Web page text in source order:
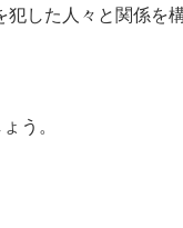
した人々と関係を
う。